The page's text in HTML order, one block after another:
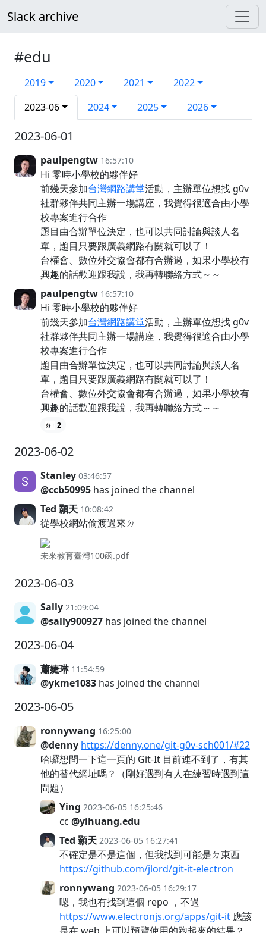
Slack archive
#edu
2019 2020 2021
2022
2023-06
2024 2025 2026
2023-06-01
paulpengtw 16:57:10
Hi 零時小學校的夥伴好
前幾天參加台灣網路講堂活動，主辦單位想找 g0v
社群夥伴共同主辦一場講座，我覺得很適合由小學
校專案進行合作
題目由合辦單位決定，也可以共同討論與談人名
單，題目只要跟廣義網路有關就可以了！
台權會、數位外交協會都有合辦過，如果小學校有
興趣的話歡迎跟我說，我再轉聯絡方式～～
paulpengtw 16:57:10
Hi 零時小學校的夥伴好
前幾天參加台灣網路講堂活動，主辦單位想找 g0v
社群夥伴共同主辦一場講座，我覺得很適合由小學
校專案進行合作
題目由合辦單位決定，也可以共同討論與談人名
單，題目只要跟廣義網路有關就可以了！
台權會、數位外交協會都有合辦過，如果小學校有
興趣的話歡迎跟我說，我再轉聯絡方式～～
2
2023-06-02
Stanley 03:46:57
@ccb50995 has joined the channel
Ted 顥天 10:08:42
從學校網站偷渡過來ㄉ
未來教育臺灣100函.pdf
2023-06-03
Sally 21:09:04
@sally900927 has joined the channel
2023-06-04
蕭婕琳 11:54:59
@ykme1083 has joined the channel
2023-06-05
ronnywang 16:25:00
@denny https://denny.one/git-g0v-sch001/#22
哈囉想問一下這一頁的 Git-It 目前連不到了，有其
他的替代網址嗎？（剛好遇到有人在練習時遇到這
問題）
Ying 2023-06-05 16:25:46
cc @yihuang.edu
Ted 顥天 2023-06-05 16:27:41
不確定是不是這個，但我找到可能是ㄉ東西
https://github.com/jlord/git-it-electron
ronnywang 2023-06-05 16:29:17
嗯，我也有找到這個 repo ，不過
https://www.electronjs.org/apps/git-it 應該